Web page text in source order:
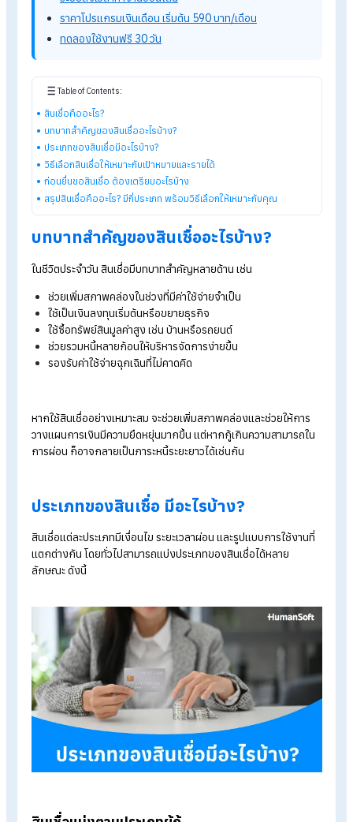
สามารถนำเงินไปใช้ก่อน แล้วค่อยทยอยชำระคืนตามระยะเวลาที่
กำหนด พร้อมดอกเบี้ยหรือค่าธรรมเนียมตามเงื่อนไขของแต่ละ
ประเภท เช่น สินเชื่อส่วนบุคคล สินเชื่อบ้าน สินเชื่อรถยนต์ บัตรเคร
รู้จักโปรแกรม HR ของ HumanSoft เพิ่มเติม
โปรแกรมคำนวณเงินเดือนอัตโนมัติ
ระบบลงเวลาทำงานออนไลน์
ราคาโปรแกรมเงินเดือน เริ่มต้น 590 บาท/เดือน
ทดลองใช้งานฟรี 30 วัน
Table of Contents:
สินเชื่อคืออะไร?
บทบาทสำคัญของสินเชื่ออะไรบ้าง?
ประเภทของสินเชื่อมีอะไรบ้าง?
ก่อนยื่นขอสินเชื่อ ต้องเตรียมอะไรบ้าง
สรุปสินเชื่อคืออะไร? มีกี่ประเภท พร้อมวิธีเลือกให้เหมาะกับคุณ
ในชีวิตประจำวัน สินเชื่อมีบทบาทสำคัญหลายด้าน เช่น
ช่วยเพิ่มสภาพคล่องในช่วงที่มีค่าใช้จ่ายจำเป็น
ใช้เป็นเงินลงทุนเริ่มต้นหรือขยายธุรกิจ
ใช้ซื้อทรัพย์สินมูลค่าสูง เช่น บ้านหรือรถยนต์
รองรับค่าใช้จ่ายฉุกเฉินที่ไม่คาดคิด
หากใช้สินเชื่ออย่างเหมาะสม จะช่วยเพิ่มสภาพคล่องและช่วยให้กา
วางแผนการเงินมีความยืดหยุ่นมากขึ้น แต่หากกู้เกินความสามารถ
การผ่อน ก็อาจกลายเป็นภาระหนี้ระยะยาวได้เช่นกัน
ประเภทของสินเชื่อ มีอะไรบ้าง?
สินเชื่อแต่ละประเภทมีเงื่อนไข ระยะเวลาผ่อน และรูปแบบการใช้งา